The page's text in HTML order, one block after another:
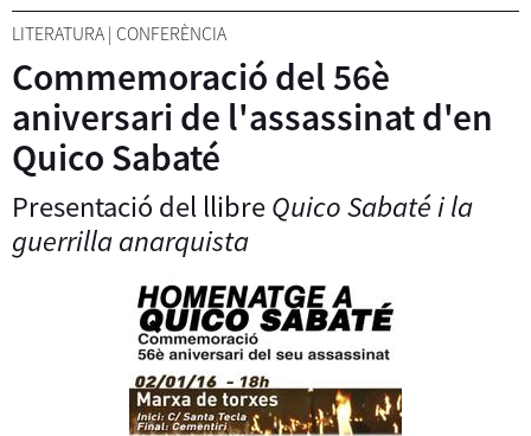
LITERATURA | CONFERÈNCIA
Commemoració del 56è
aniversari de l'assassinat d'en
Quico Sabaté
Presentació del llibreQuico Sabaté i la
guerrilla anarquista